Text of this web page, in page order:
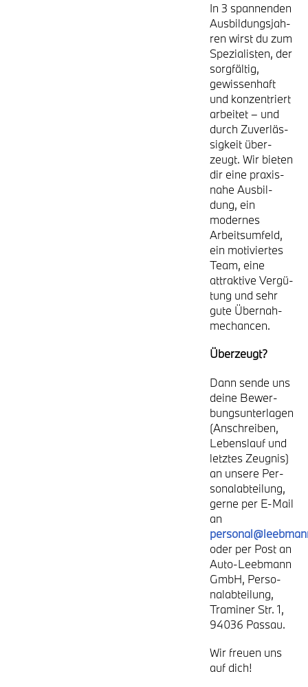
In 3 span­nen­den
Aus­bil­dungs­jah­
ren wirst du zum
Spe­zia­lis­ten, der
sorg­fäl­tig,
gewis­sen­haft
und kon­zen­triert
arbei­tet – und
durch Zuver­läs­
sig­keit über­
zeugt. Wir bie­ten
dir eine pra­xis­
na­he Aus­bil­
dung, ein
moder­nes
Arbeits­um­feld,
ein moti­vier­tes
Team, eine
attrak­ti­ve Ver­gü­
tung und sehr
gute Über­nah­
me­chan­cen.
Über­zeugt?
Dann sen­de uns
dei­ne Bewer­
bungs­un­ter­la­gen
(Anschrei­ben,
Lebens­lauf und
letz­tes Zeug­nis)
an unse­re Per­
so­nal­ab­tei­lung,
ger­ne per E-Mail
an
oder per Post an
Auto-Leeb­mann
GmbH, Per­so­
nal­ab­tei­lung,
Tra­mi­ner Str. 1,
94036 Pas­sau.
Wir freu­en uns
auf dich!